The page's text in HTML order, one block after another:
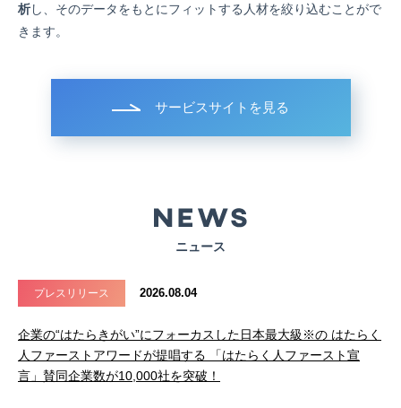
析し、そのデータをもとにフィットする人材を絞り込むことがで
きます。
サービスサイトを見る
ニュース
プレスリリース 2026.08.04
企業の“はたらきがい”にフォーカスした日本最大級※の はたらく
人ファーストアワードが提唱する 「はたらく人ファースト宣
言」賛同企業数が10,000社を突破！